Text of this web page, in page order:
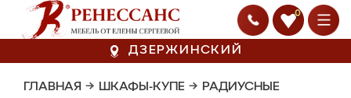
0
ДЗЕРЖИНСКИЙ
ГЛАВНАЯ → ШКАФЫ-КУПЕ → РАДИУСНЫЕ